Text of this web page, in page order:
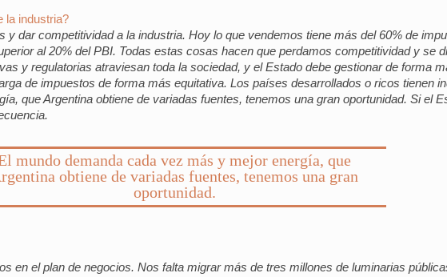
la industria?
dar competitividad a la industria. Hoy lo que vendemos tiene más del 60% de
al 20% del PBI. Todas estas cosas hacen que perdamos competitividad y se
y regulatorias atraviesan toda la sociedad, y el Estado debe gestionar de forma
de impuestos de forma más equitativa. Los países desarrollados o ricos tienen
que Argentina obtiene de variadas fuentes, tenemos una gran oportunidad. Si el
mundo demanda cada vez más y mejor energía, que
obtiene de variadas fuentes, tenemos una gran
oportunidad.
en el plan de negocios. Nos falta migrar más de tres millones de luminarias